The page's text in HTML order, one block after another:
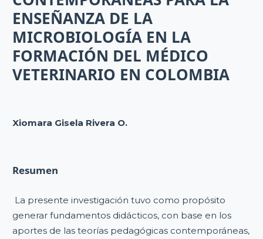
ENSEÑANZA DE LA
MICROBIOLOGÍA EN LA
FORMACIÓN DEL MÉDICO
VETERINARIO EN COLOMBIA
Xiomara Gisela Rivera O.
Resumen
La presente investigación tuvo como propósito
generar fundamentos didácticos, con base en los
aportes de las teorías pedagógicas contemporáneas,